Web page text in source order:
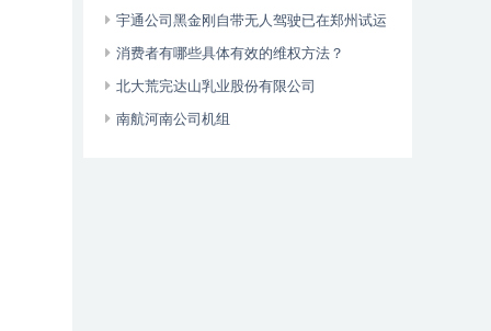
宇通公司黑金刚自带无人驾驶已在郑州试运
营消费者有哪些具体有效的维权方法？
北大荒完达山乳业股份有限公司
南航河南公司机组